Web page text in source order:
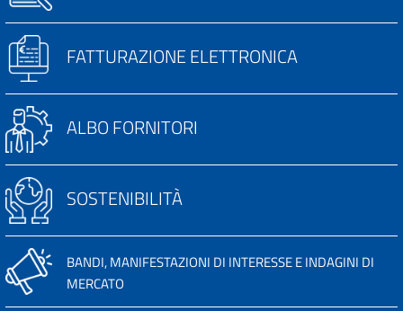
FATTURAZIONE ELETTRONICA
ALBO FORNITORI
SOSTENIBILITÀ
BANDI, MANIFESTAZIONI DI INTERESSE E INDAGINI DI
MERCATO